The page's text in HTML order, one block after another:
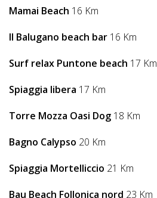
Mamai Beach 16 Km
Il Balugano beach bar 16 Km
Surf relax Puntone beach 17 Km
Spiaggia libera 17 Km
Torre Mozza Oasi Dog 18 Km
Bagno Calypso 20 Km
Spiaggia Mortelliccio 21 Km
Bau Beach Follonica nord 23 Km